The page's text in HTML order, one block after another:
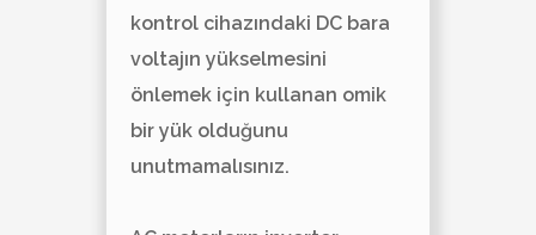
kontrol cihazındaki DC bara
voltajın yükselmesini
önlemek için kullanan omik
bir yük olduğunu
unutmamalısınız.